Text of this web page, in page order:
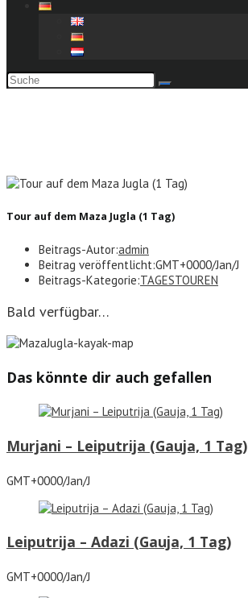
Tour auf dem Maza Jugla (1 Tag)
Beitrags-Autor:admin
Beitrag veröffentlicht:GMT+0000/Jan/J
Beitrags-Kategorie:TAGESTOUREN
Bald verfügbar…
Das könnte dir auch gefallen
Murjani – Leiputrija (Gauja, 1 Tag)
GMT+0000/Jan/J
Leiputrija – Adazi (Gauja, 1 Tag)
GMT+0000/Jan/J